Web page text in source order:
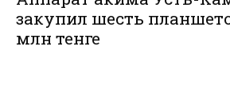
закупил шесть
млн тенге